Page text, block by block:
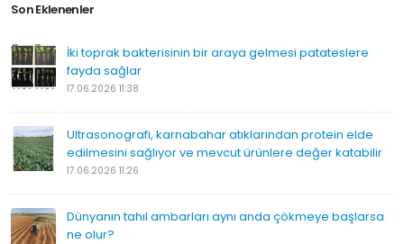
Son Eklenenler
İki toprak bakterisinin bir araya gelmesi patateslere
fayda sağlar
17.06.2026 11:38
Ultrasonografi, karnabahar atıklarından protein elde
edilmesini sağlıyor ve mevcut ürünlere değer katabilir
17.06.2026 11:26
Dünyanın tahıl ambarları aynı anda çökmeye başlarsa
ne olur?